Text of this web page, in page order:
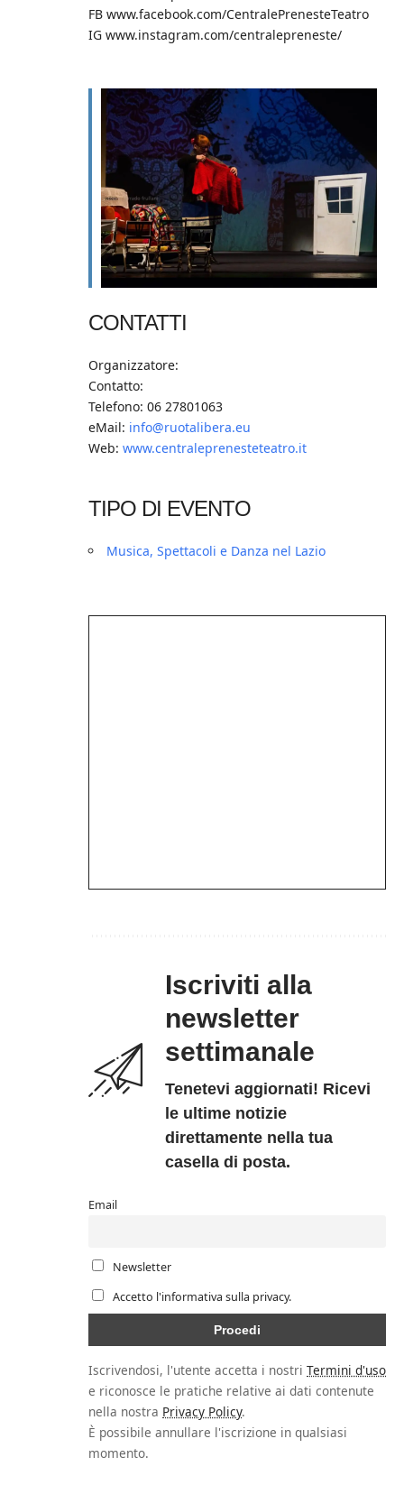
FB www.facebook.com/CentralePrenesteTeatro
IG www.instagram.com/centralepreneste/
CONTATTI
Organizzatore:
Contatto:
Telefono: 06 27801063
eMail: info@ruotalibera.eu
Web: www.centraleprenesteteatro.it
TIPO DI EVENTO
Musica, Spettacoli e Danza nel Lazio
Iscriviti alla
newsletter
settimanale
Tenetevi aggiornati! Ricevi
le ultime notizie
direttamente nella tua
casella di posta.
Email
Newsletter
Accetto l'informativa sulla privacy.
Iscrivendosi, l'utente accetta i nostri Termini d'uso
e riconosce le pratiche relative ai dati contenute
nella nostra Privacy Policy.
È possibile annullare l'iscrizione in qualsiasi
momento.